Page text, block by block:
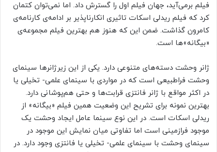
فیلم برمی‌آید، جهان فیلم اول را گسترش داد. اما نمی‌توان کتمان
کرد که فیلم ریدلی اسکات تاثیری انکارناپذیر بر ادامه‌ی کارنامه‌ی
کامرون گذاشت. ضمن این که هنوز هم بهترین فیلم مجموعه‌ی
«بیگانه»ها است.
ژانر وحشت دسته‌های متنوعی دارد. یکی از این زیرژانرها سینمای
وحشت فراطبیعی است که در مواردی با سینمای علمی- تخیلی یا
در اکثر مواقع با ژانر فانتزی قرابت‌ها و حتی هم‌پوشانی دارد.
بهترین نمونه برای تشریح این وضعیت همین فیلم «بیگانه» از
ریدلی اسکات است. در این نوع سینما عامل ایجاد وحشت یک
موجود فرازمینی است اما تفاوتی میان نمایش این موجود در
سینمای وحشت با سینمای علمی- تخیلی یا فانتزی وجود دارد. در